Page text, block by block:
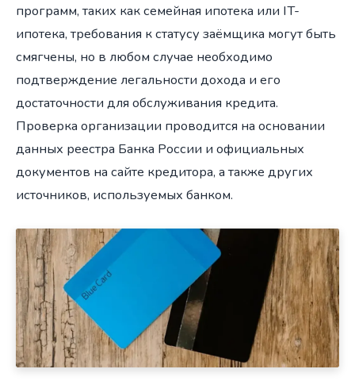
программ, таких как семейная ипотека или IT-
ипотека, требования к статусу заёмщика могут быть
смягчены, но в любом случае необходимо
подтверждение легальности дохода и его
достаточности для обслуживания кредита.
Проверка организации проводится на основании
данных реестра Банка России и официальных
документов на сайте кредитора, а также других
источников, используемых банком.